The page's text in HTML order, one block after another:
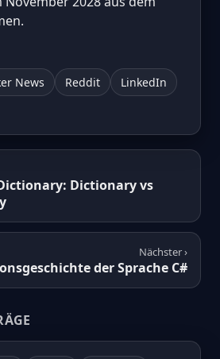
News Reddit LinkedIn
Dictionary vs
Nächster ›
der Sprache C#